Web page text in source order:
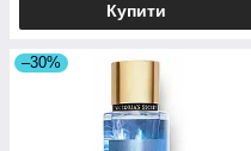
Купити
–30%